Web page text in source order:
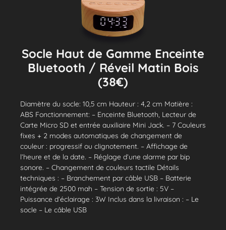
Socle Haut de Gamme Enceinte
Bluetooth / Réveil Matin Bois
(38€)
Diamètre du socle: 10,5 cm Hauteur : 4,2 cm Matière :
ABS Fonctionnement: – Enceinte Bluetooth, Lecteur de
Carte Micro SD et entrée auxiliaire Mini Jack. – 7 Couleurs
fixes + 2 modes automatiques de changement de
couleur : progressif ou clignotement. – Affichage de
l’heure et de la date. – Réglage d’une alarme par bip
sonore. – Changement de couleurs tactile Détails
techniques : – Branchement par câble USB – Batterie
intégrée de 2500 mah – Tension de sortie : 5V –
Puissance d’éclairage : 3W Inclus dans la livraison : – Le
socle – Le câble USB